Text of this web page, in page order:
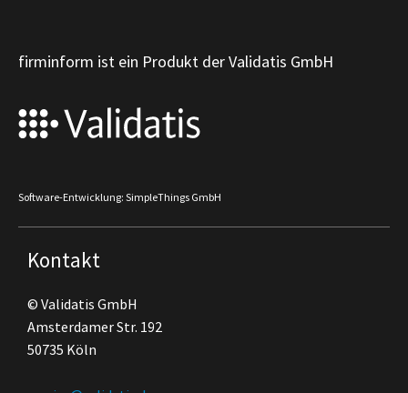
firminform ist ein Produkt der Validatis GmbH
Software-Entwicklung: SimpleThings GmbH
Kontakt
© Validatis GmbH
Amsterdamer Str. 192
50735 Köln